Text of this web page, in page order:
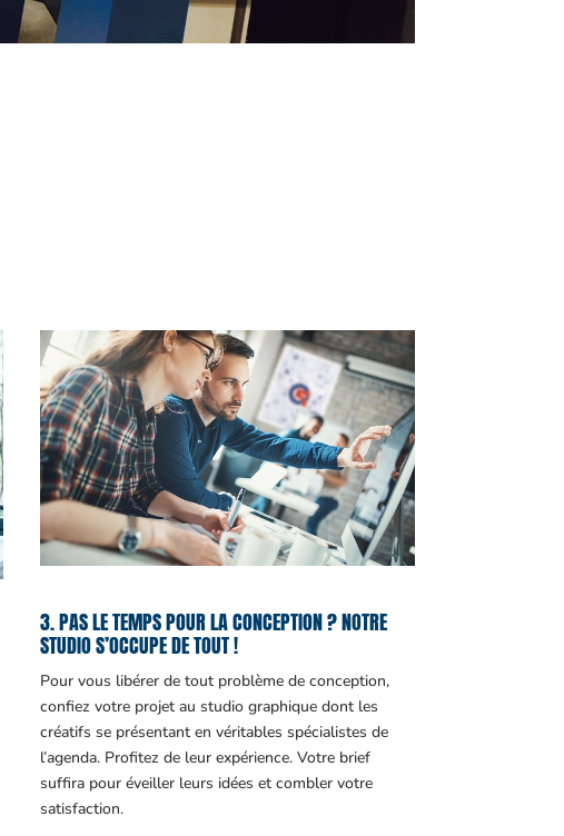
3. PAS LE TEMPS POUR LA CONCEPTION ? NOTRE
STUDIO S’OCCUPE DE TOUT !
Pour vous libérer de tout problème de conception,
confiez votre projet au studio graphique dont les
créatifs se présentant en véritables spécialistes de
l’agenda. Profitez de leur expérience. Votre brief
suffira pour éveiller leurs idées et combler votre
satisfaction.